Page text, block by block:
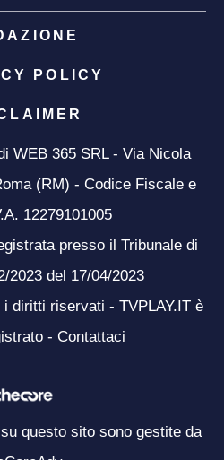
POLICY
WEB 365 SRL - Via Nicola
(RM) - Codice Fiscale e
12279101005
presso il Tribunale di
2023 del 17/04/2023
diritti riservati - TVPLAY.IT è
- Contattaci
questo sito sono gestite da